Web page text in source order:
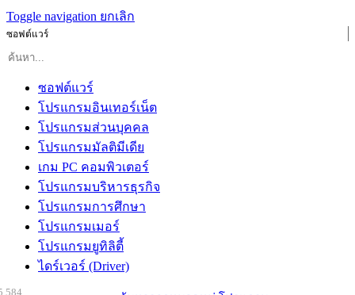
Toggle navigation ยกเลิก
ซอฟต์แวร์
ซอฟต์แวร์
โปรแกรมอินเทอร์เน็ต
โปรแกรมส่วนบุคคล
โปรแกรมมัลติมีเดีย
เกม PC คอมพิวเตอร์
โปรแกรมบริหารธุรกิจ
โปรแกรมการศึกษา
โปรแกรมเมอร์
โปรแกรมยูทิลิตี้
ไดร์เวอร์ (Driver)